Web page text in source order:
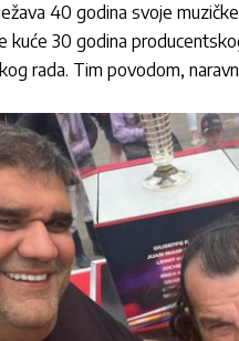
40 godina svoje
kuće 30 godina
rada. Tim povodom,